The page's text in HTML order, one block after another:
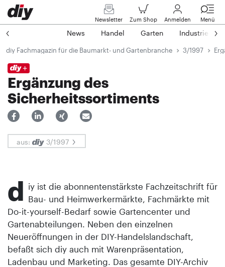
Newsletter Zum Shop Anmelden Menü
News Handel Garten Industrie
diy Fachmagazin für die Baumarkt- und Gartenbranche 3/1997
Ergänzung des
Sicherheitssortiments
aus: 3/1997
d iy ist die abonnentenstärkste Fachzeitschrift für
Bau- und Heimwerkermärkte, Fachmärkte mit
Do-it-yourself-Bedarf sowie Gartencenter und
Gartenabteilungen. Neben den einzelnen
Neueröffnungen in der DIY-Handelslandschaft,
befaßt sich diy auch mit Warenpräsentation,
Ladenbau und Marketing. Das gesamte DIY-Archiv